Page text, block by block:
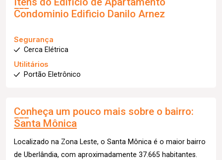
Condominio Edificio Danilo Arnez
Segurança
Cerca Elétrica
Utilitários
Portão Eletrônico
Conheça um pouco mais sobre o bairro:
Santa Mônica
Localizado na Zona Leste, o Santa Mônica é o maior bairro
de Uberlândia, com aproximadamente 37.665 habitantes.